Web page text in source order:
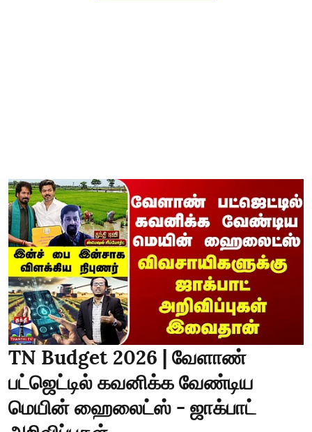
TN Budget 2026 | வேளாண்
பட்ஜெட்டில் கவனிக்க வேண்டிய
மெயின் ஹைலைட்ஸ் - ஜாக்பாட்